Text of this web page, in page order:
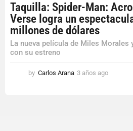
Taquilla: Spider-Man:
Verse logra un
millones de dólares
La nueva película de Miles Morales
con su estreno
by Carlos Arana 3 años ago